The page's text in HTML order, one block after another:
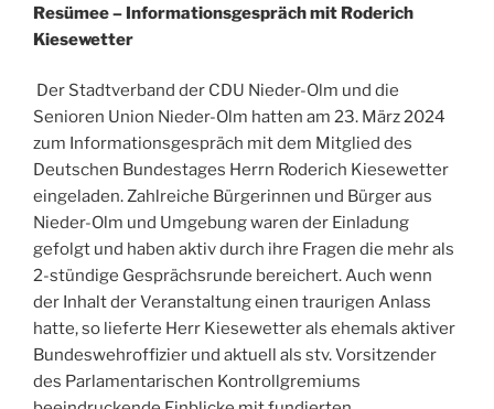
Resümee– Informationsgespräch mit Roderich
Kiesewetter
Der Stadtverband der CDU Nieder-Olm und die
Senioren Union Nieder-Olm hatten am 23. März 2024
zum Informationsgespräch mit dem Mitglied des
Deutschen Bundestages Herrn Roderich Kiesewetter
eingeladen. Zahlreiche Bürgerinnen und Bürger aus
Nieder-Olm und Umgebung waren der Einladung
gefolgt und haben aktiv durch ihre Fragen die mehr als
2-stündige Gesprächsrunde bereichert. Auch wenn
der Inhalt der Veranstaltung einen traurigen Anlass
hatte, so lieferte Herr Kiesewetter als ehemals aktiver
Bundeswehroffizier und aktuell als stv. Vorsitzender
des Parlamentarischen Kontrollgremiums